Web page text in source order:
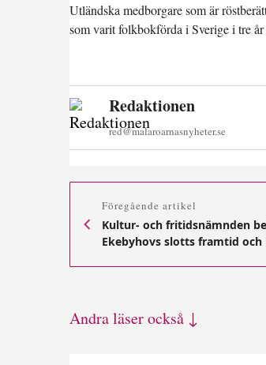
Utländska medborgare som är
som varit folkbokförda i Sverige i tre
Redaktionen
red@malaroarnasnyheter.se
Föregående artikel
Kultur- och fritidsnämnden
Ekebyhovs slotts framtid
Andra läser också ↓